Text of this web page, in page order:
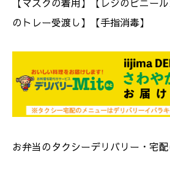
のトレー受渡し】【手指消毒】
お弁当のタクシーデリバリー・宅